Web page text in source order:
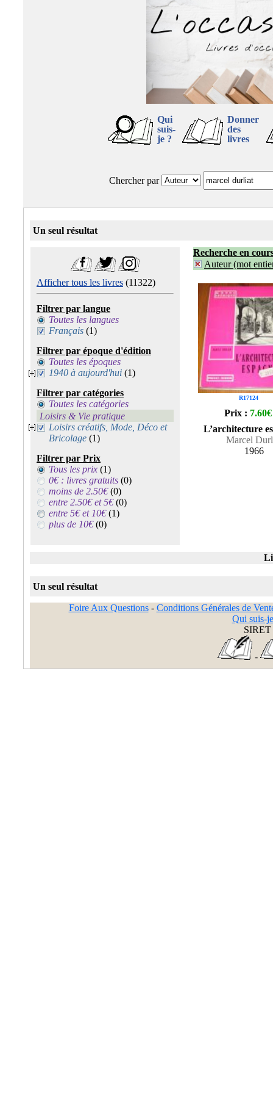
Qui
suis-
je ?
Donner
des
livres
Chercher par
Un seul résultat
Afficher tous les livres (11322)
Filtrer par langue
Toutes les langues
Français (1)
Filtrer par époque d'édition
Toutes les époques
1940 à aujourd'hui (1)
Filtrer par catégories
Toutes les catégories
Loisirs & Vie pratique
Loisirs créatifs, Mode, Déco et
Bricolage (1)
Filtrer par Prix
Tous les prix (1)
0€ : livres gratuits (0)
moins de 2.50€(0)
entre 2.50€ et 5€(0)
entre 5€ et 10€(1)
plus de 10€(0)
Recherche en
Auteur (mot
R17124
Prix : 7.60€
L’architecture
Marcel
1966
Un seul résultat
Foire Aux Questions- Conditions Générales de
Qui suis-
SIRET
-